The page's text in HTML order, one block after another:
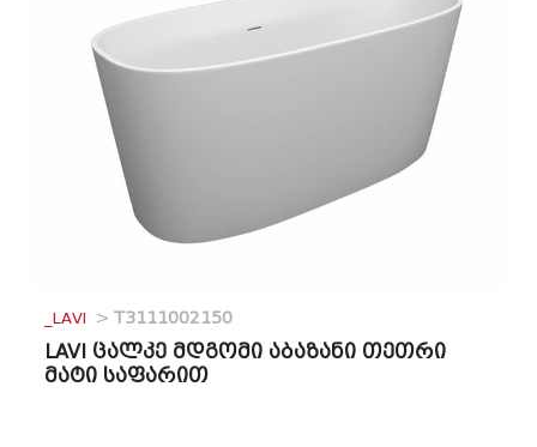
_LAVI > T3111002150
LAVI ცალკე მდგომი აბაზანი თეთრი
მატი საფარით